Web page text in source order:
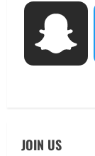
JOIN US